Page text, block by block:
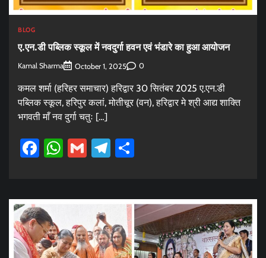
BLOG
ए.एन.डी पब्लिक स्कूल में नवदुर्गा हवन एवं भंडारे का हुआ आयोजन
Kamal Sharma October 1, 2025 0
कमल शर्मा (हरिहर समाचार) हरिद्वार 30 सितंबर 2025 ए.एन.डी
पब्लिक स्कूल, हरिपुर कलां, मोतीचूर (वन), हरिद्वार मे श्री आद्य शाक्ति
भगवती माँ नव दुर्गा चतुः […]
Facebook
WhatsApp
GmailTelegram